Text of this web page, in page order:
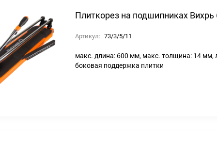
Плиткорез на подшипниках
Артикул: 73/3/5/11
макс. длина: 600 мм, макс. толщина: 14 мм,
боковая поддержка плитки